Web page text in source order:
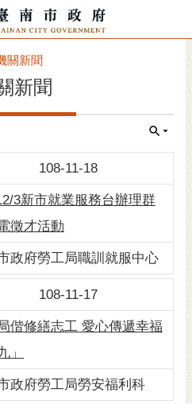
關新聞
新聞
108-11-18
3新市就業服務台辦理群
徵才活動
政府勞工局職訓就服中心
108-11-17
偕修繕志工 愛心傳遞幸福
」
政府勞工局勞安福利科